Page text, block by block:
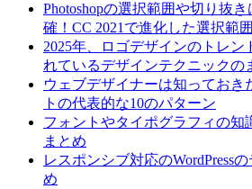
Photoshopの選択範囲や切り抜
確！CC 2021で進化した選択範
2025年、ロゴデザインのトレン
れているデザインテクニックの
ウェブデザイナーは知っておき
トの代表的な10のパターン
フォントやタイポグラフィの知
まとめ
レスポンシブ対応のWordPress
め